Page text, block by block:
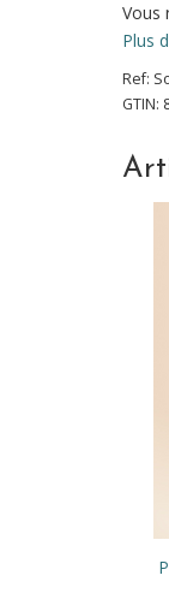
Vous
Plus
Ref:
GTIN: